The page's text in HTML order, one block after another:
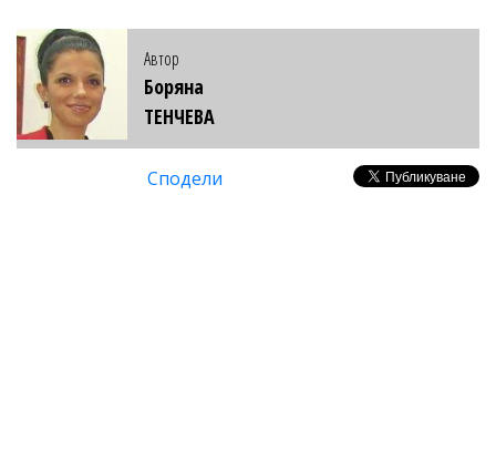
Автор
Боряна
ТЕНЧЕВА
Сподели